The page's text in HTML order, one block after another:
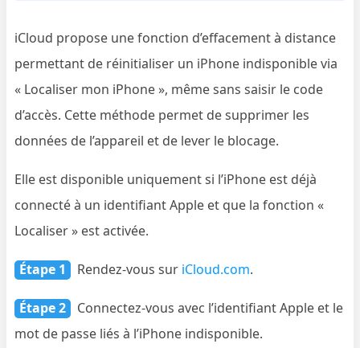
iCloud propose une fonction d’effacement à distance
permettant de réinitialiser un iPhone indisponible via
« Localiser mon iPhone », même sans saisir le code
d’accès. Cette méthode permet de supprimer les
données de l’appareil et de lever le blocage.
Elle est disponible uniquement si l’iPhone est déjà
connecté à un identifiant Apple et que la fonction «
Localiser » est activée.
Étape 1 Rendez-vous sur iCloud.com.
Étape 2
Connectez-vous avec l’identifiant Apple et le
mot de passe liés à l’iPhone indisponible.